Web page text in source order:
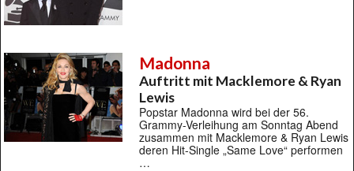
Madonna
Auftritt mit Macklemore & Ryan
Lewis
Popstar Madonna wird bei der 56.
Grammy-Verleihung am Sonntag Abend
zusammen mit Macklemore & Ryan Lewis
deren Hit-Single „Same Love“ performen
…